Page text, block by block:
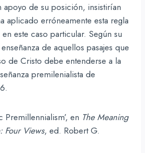
apoyo de su posición, insistirían
aplicado erróneamente esta regla
este caso particular. Según su
de aquellos pasajes que
de Cristo debe entenderse a la
premilenialista de
Premillennialism’, en The Meaning
Four Views, ed. Robert G.